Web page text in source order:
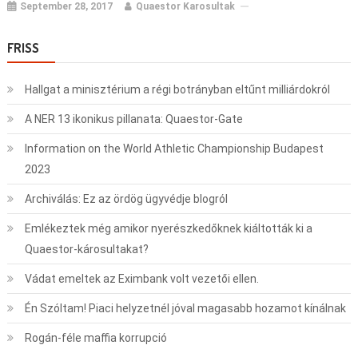
September 28, 2017 Quaestor Karosultak
FRISS
Hallgat a minisztérium a régi botrányban eltűnt milliárdokról
A NER 13 ikonikus pillanata: Quaestor-Gate
Information on the World Athletic Championship Budapest
2023
Archiválás: Ez az ördög ügyvédje blogról
Emlékeztek még amikor nyerészkedőknek kiáltották ki a
Quaestor-károsultakat?
Vádat emeltek az Eximbank volt vezetői ellen.
Én Szóltam! Piaci helyzetnél jóval magasabb hozamot kínálnak
Rogán-féle maffia korrupció